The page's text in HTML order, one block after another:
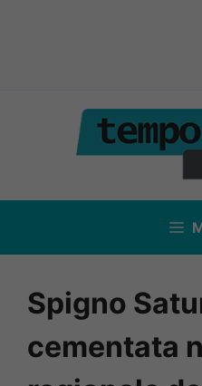
contenuto
Spigno
cementata